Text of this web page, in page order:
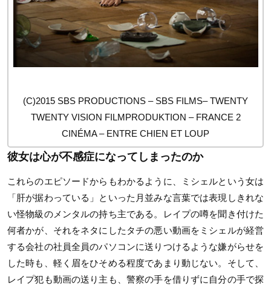
(C)2015 SBS PRODUCTIONS – SBS FILMS– TWENTY
TWENTY VISION FILMPRODUKTION – FRANCE 2
CINÉMA – ENTRE CHIEN ET LOUP
彼女は心が不感症になってしまったのか
これらのエピソードからもわかるように、ミシェルという女は
「肝が据わっている」といった月並みな言葉では表現しきれな
い怪物級のメンタルの持ち主である。レイプの噂を聞き付けた
何者かが、それをネタにしたタチの悪い動画をミシェルが経営
する会社の社員全員のパソコンに送りつけるような嫌がらせを
した時も、軽く眉をひそめる程度であまり動じない。そして、
レイプ犯も動画の送り主も、警察の手を借りずに自分の手で探